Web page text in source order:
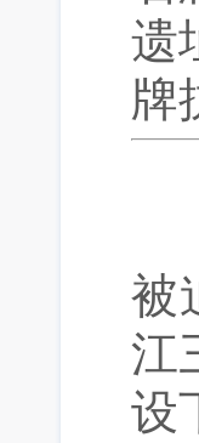
遗
牌
被
江
设